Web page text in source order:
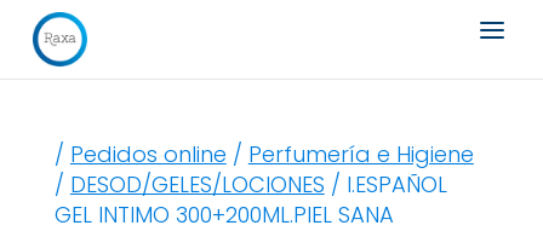
Búsqueda
de
productos
/ Pedidos online / Perfumería e Higiene
/ DESOD/GELES/LOCIONES / I.ESPAÑOL
GEL INTIMO 300+200ML.PIEL SANA